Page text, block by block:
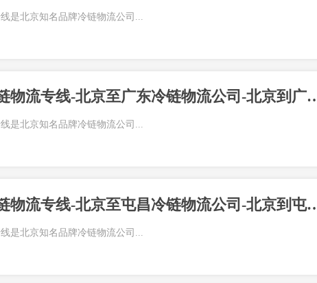
是北京知名品牌冷链物流公司...
北京到广东冷链物流专线-北京至广东冷
是北京知名品牌冷链物流公司...
北京到屯昌冷链物流专线-北京至屯昌冷
是北京知名品牌冷链物流公司...